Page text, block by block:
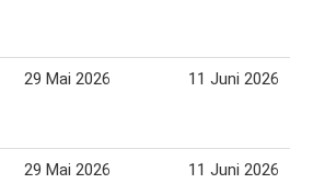
29 Mai 2026 11 Juni 2026
29 Mai 2026 11 Juni 2026